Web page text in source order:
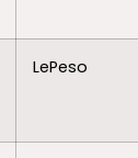
LePeso